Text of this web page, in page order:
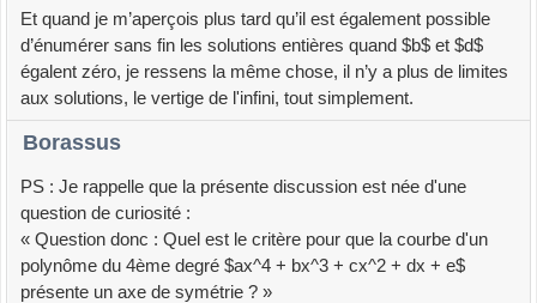
Et quand je m’aperçois plus tard qu’il est également possible
d’énumérer sans fin les solutions entières quand $b$ et $d$
égalent zéro, je ressens la même chose, il n’y a plus de limites
aux solutions, le vertige de l'infini, tout simplement.
Borassus
PS : Je rappelle que la présente discussion est née d'une
question de curiosité :
« Question donc : Quel est le critère pour que la courbe d'un
polynôme du 4ème degré $ax^4 + bx^3 + cx^2 + dx + e$
présente un axe de symétrie ? »